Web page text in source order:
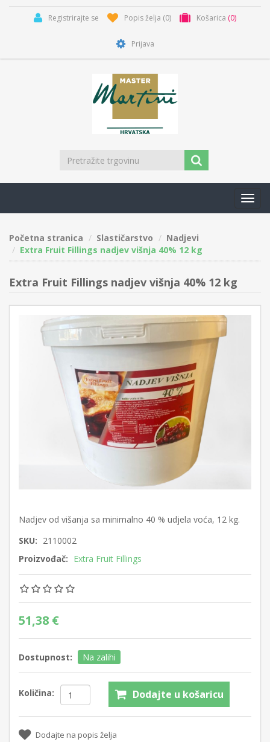
Registrirajte se Popis želja (0) Košarica (0)
Prijava
Početna stranica Slastičarstvo
Nadjevi
Extra Fruit Fillings nadjev višnja 40% 12 kg
Extra Fruit Fillings nadjev višnja 40% 12 kg
Nadjev od višanja sa minimalno 40 % udjela voća, 12 kg.
SKU: 2110002
Proizvođač: Extra Fruit Fillings
51,38 €
Dostupnost: Na zalihi
Količina: Dodajte u košaricu
Dodajte na popis želja